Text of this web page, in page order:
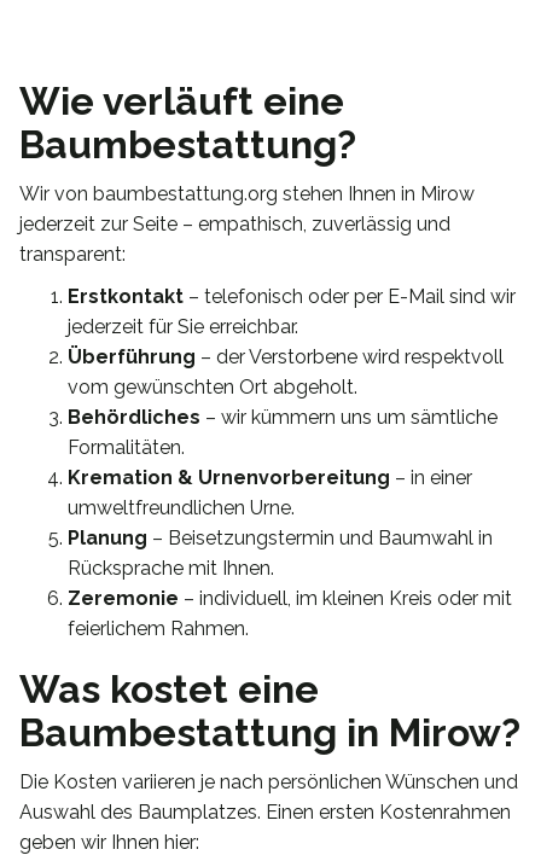
Wie verläuft eine
Baumbestattung?
Wir von baumbestattung.org stehen Ihnen in Mirow
jederzeit zur Seite – empathisch, zuverlässig und
transparent:
Erstkontakt – telefonisch oder per E-Mail sind wir
jederzeit für Sie erreichbar.
Überführung – der Verstorbene wird respektvoll
vom gewünschten Ort abgeholt.
Behördliches – wir kümmern uns um sämtliche
Formalitäten.
Kremation & Urnenvorbereitung – in einer
umweltfreundlichen Urne.
Planung – Beisetzungstermin und Baumwahl in
Rücksprache mit Ihnen.
Zeremonie – individuell, im kleinen Kreis oder mit
feierlichem Rahmen.
Was kostet eine
Baumbestattung in Mirow?
Die Kosten variieren je nach persönlichen Wünschen und
Auswahl des Baumplatzes. Einen ersten Kostenrahmen
geben wir Ihnen hier: